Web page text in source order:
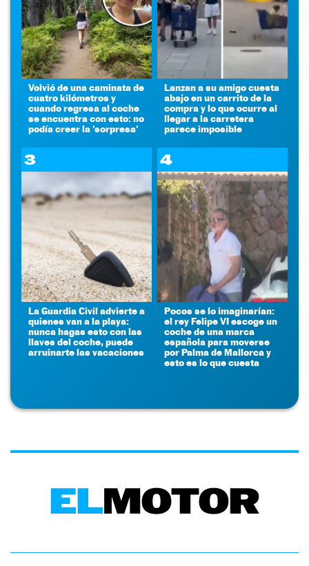
Volvió de una caminata de
cuatro kilómetros y
cuando regresa al coche
se encuentra con esto: no
podía creer la 'sorpresa'
Lanzan a su amigo cuesta
abajo en un carrito de la
compra y lo que ocurre al
llegar a la carretera
parece imposible
3
La Guardia Civil advierte a
quienes van a la playa:
nunca hagas esto con las
llaves del coche, puede
arruinarte las vacaciones
4
Pocos se lo imaginarían:
el rey Felipe VI escoge un
coche de una marca
española para moverse
por Palma de Mallorca y
esto es lo que cuesta